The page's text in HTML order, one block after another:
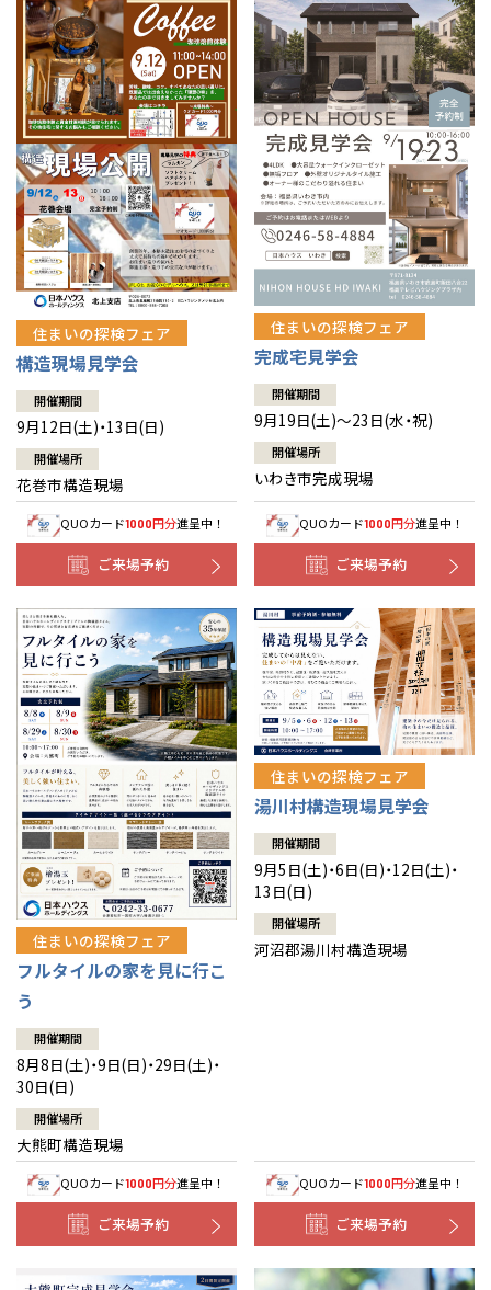
住まいの探検フェア
構造現場見学会
開催期間
9月12日(土)・13日(日)
開催場所
花巻市構造現場
QUOカード1000円分進呈中！
ご来場予約
住まいの探検フェア
完成宅見学会
開催期間
9月19日(土)～23日(水・祝)
開催場所
いわき市完成現場
QUOカード1000円分進呈中！
ご来場予約
住まいの探検フェア
フルタイルの家を見に行こ
う
開催期間
8月8日(土)・9日(日)・29日(土)・
30日(日)
開催場所
大熊町構造現場
QUOカード1000円分進呈中！
ご来場予約
住まいの探検フェア
湯川村構造現場見学会
開催期間
9月5日(土)・6日(日)・12日(土)・
13日(日)
開催場所
河沼郡湯川村構造現場
QUOカード1000円分進呈中！
ご来場予約